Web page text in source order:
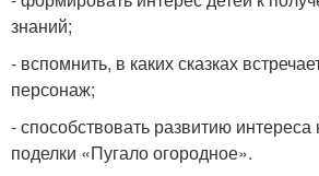
знаний;
- вспомнить, в каких сказках
персонаж;
- способствовать развитию интереса
поделки «Пугало огородное».